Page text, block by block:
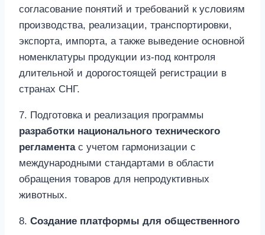
согласование понятий и требований к условиям
производства, реализации, транспортировки,
экспорта, импорта, а также выведение основной
номенклатуры продукции из-под контроля
длительной и дорогостоящей регистрации в
странах СНГ.
7. Подготовка и реализация программы
разработки национального технического
регламентас учетом гармонизации с
международными стандартами в области
обращения товаров для непродуктивных
животных.
8. Создание платформы для общественного